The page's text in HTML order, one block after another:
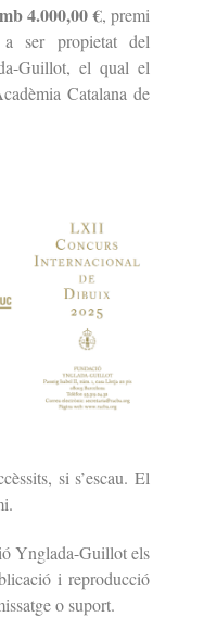
4.000,00 €, premi
a ser propietat del
Guillot, el qual el
Catalana de
si s’escau. El
Ynglada-Guillot els
i reproducció
o suport.